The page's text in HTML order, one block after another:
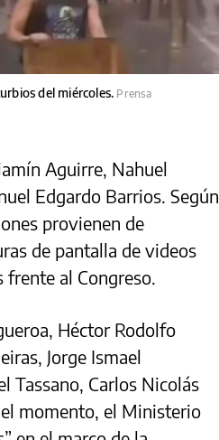
del miércoles. Prensa
Aguirre, Nahuel
Edgardo Barrios. Según
provienen de
de pantalla de videos
al Congreso.
Héctor Rodolfo
Jorge Ismael
Tassano, Carlos Nicolás
momento, el Ministerio